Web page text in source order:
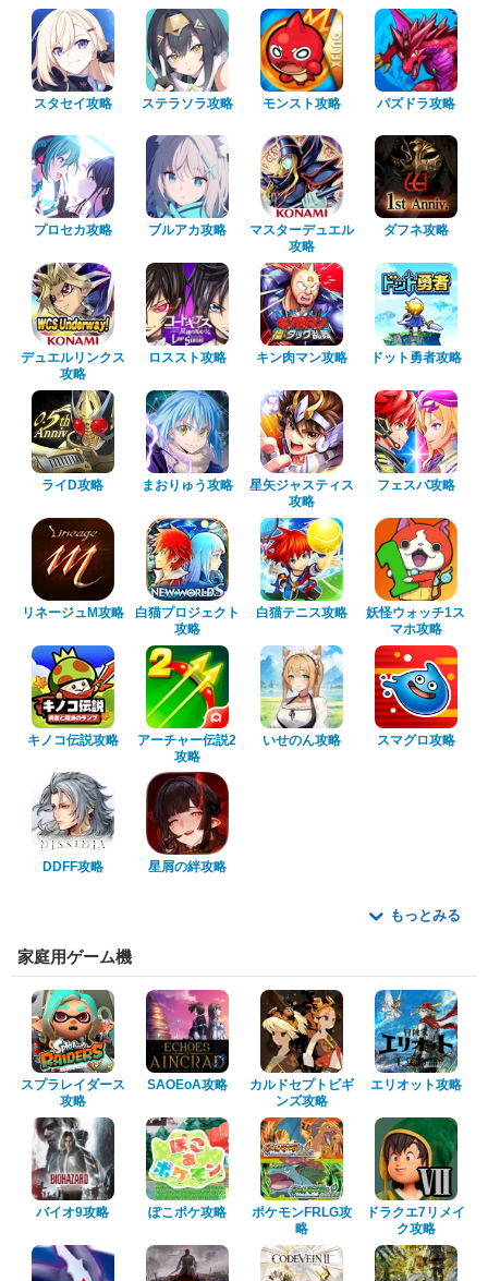
スタセイ攻略 ステラソラ攻略 モンスト攻略 パズドラ攻略
プロセカ攻略 ブルアカ攻略
マスターデュエル
攻略
ダフネ攻略
デュエルリンクス
攻略
ロススト攻略 キン肉マン攻略 ドット勇者攻略
ライD攻略 まおりゅう攻略
星矢ジャスティス
攻略
フェスバ攻略
リネージュM攻略
白猫プロジェクト
攻略
白猫テニス攻略
妖怪ウォッチ1ス
マホ攻略
キノコ伝説攻略
アーチャー伝説2
攻略
いせのん攻略 スマグロ攻略
DDFF攻略 星屑の絆攻略
もっとみる
家庭用ゲーム機
スプラレイダース
攻略
SAOEoA攻略
カルドセプトビギ
ンズ攻略
エリオット攻略
バイオ9攻略 ぽこポケ攻略
ポケモンFRLG攻
略
ドラクエ7リメイ
ク攻略